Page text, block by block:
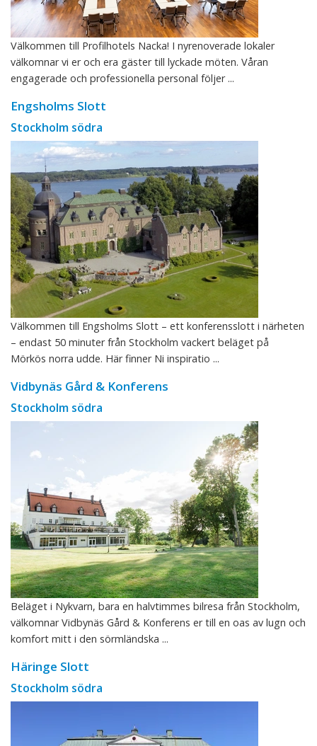
Välkommen till Profilhotels Nacka! I nyrenoverade lokaler
välkomnar vi er och era gäster till lyckade möten. Våran
engagerade och professionella personal följer ...
Engsholms Slott
Stockholm södra
Välkommen till Engsholms Slott – ett konferensslott i närheten
– endast 50 minuter från Stockholm vackert beläget på
Mörkös norra udde. Här finner Ni inspiratio ...
Vidbynäs Gård & Konferens
Stockholm södra
Beläget i Nykvarn, bara en halvtimmes bilresa från Stockholm,
välkomnar Vidbynäs Gård & Konferens er till en oas av lugn och
komfort mitt i den sörmländska ...
Häringe Slott
Stockholm södra